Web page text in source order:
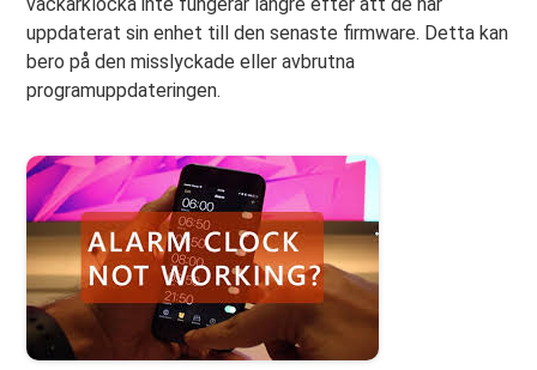
uppdaterat sin enhet till den senaste firmware. Detta kan
bero på den misslyckade eller avbrutna
programuppdateringen.